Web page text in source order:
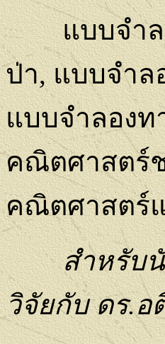
แบบจำ
ป่า,แบบจำล
แบบจำลอง
คณิตศาสตร์
คณิตศาสตร์
สำหรับ
วิจัยกับ ดร.อ